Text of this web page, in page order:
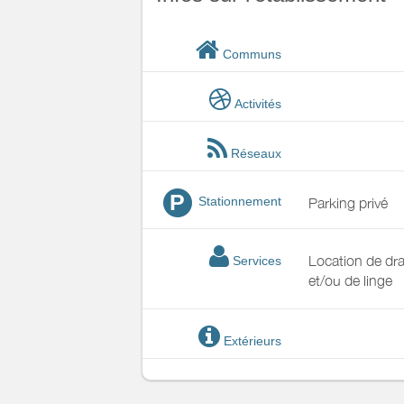
Communs
Activités
Réseaux
P Stationnement Parking privé
Services
Location de
et/ou de linge
Extérieurs